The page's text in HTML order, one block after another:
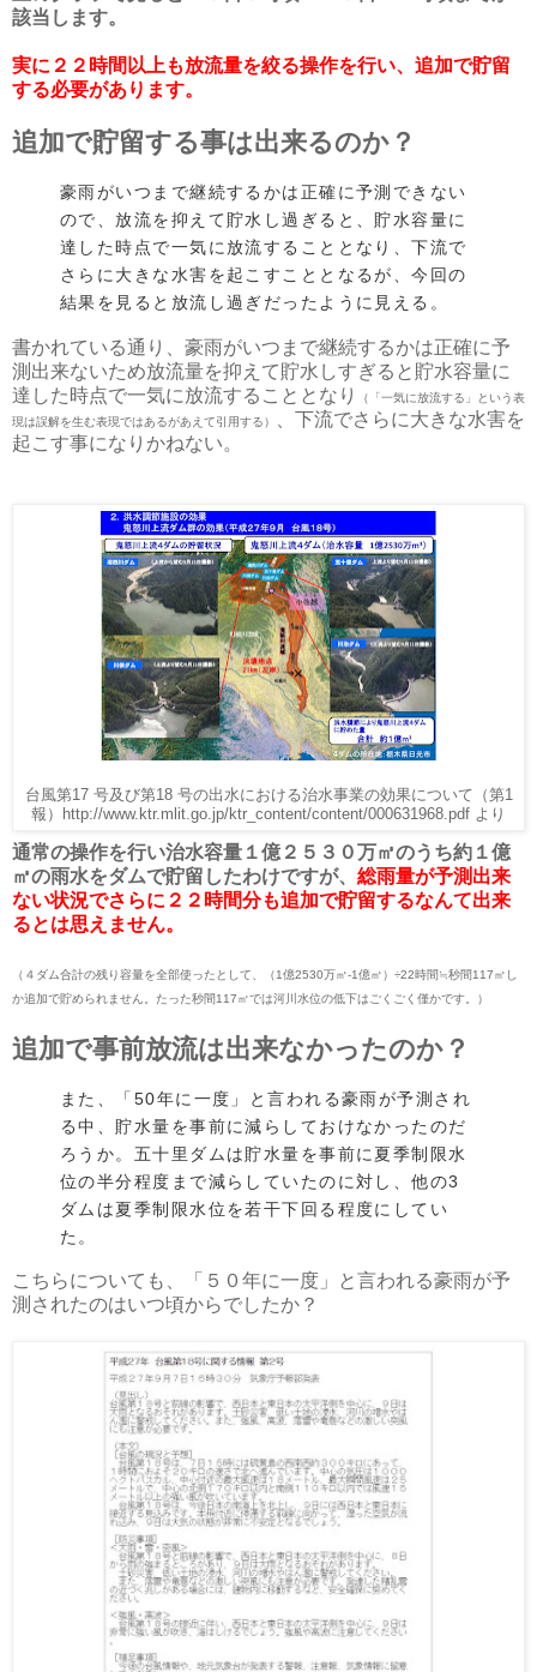
該当します。
実に２２時間以上も放流量を絞る操作を行い、追加で貯留
する必要があります。
追加で貯留する事は出来るのか？
豪雨がいつまで継続するかは正確に予測できない
ので、放流を抑えて貯水し過ぎると、貯水容量に
達した時点で一気に放流することとなり、下流で
さらに大きな水害を起こすこととなるが、今回の
結果を見ると放流し過ぎだったように見える。
書かれている通り、豪雨がいつまで継続するかは正確に予
測出来ないため放流量を抑えて貯水しすぎると貯水容量に
達した時点で一気に放流することとなり
（「一気に放流する」という表
現は誤解を生む表現ではあるがあえて引用する）
、下流でさらに大きな水害を
起こす事になりかねない。
台風第17 号及び第18 号の出水における治水事業の効果について（第1
報）http://www.ktr.mlit.go.jp/ktr_content/content/000631968.pdf より
通常の操作を行い治水容量１億２５３０万㎥のうち約１億
㎥の雨水をダムで貯留したわけですが、 総雨量が予測出来
ない状況でさらに２２時間分も追加で貯留するなんて出来
るとは思えません。
（４ダム合計の残り容量を全部使ったとして、（1億2530万㎥-1億㎥）÷22時間≒秒間117㎥し
か追加で貯められません。たった秒間117㎥では河川水位の低下はごくごく僅かです。）
追加で事前放流は出来なかったのか？
また、「50年に一度」と言われる豪雨が予測され
る中、貯水量を事前に減らしておけなかったのだ
ろうか。五十里ダムは貯水量を事前に夏季制限水
位の半分程度まで減らしていたのに対し、他の3
ダムは夏季制限水位を若干下回る程度にしてい
た。
こちらについても、「５０年に一度」と言われる豪雨が予
測されたのはいつ頃からでしたか？